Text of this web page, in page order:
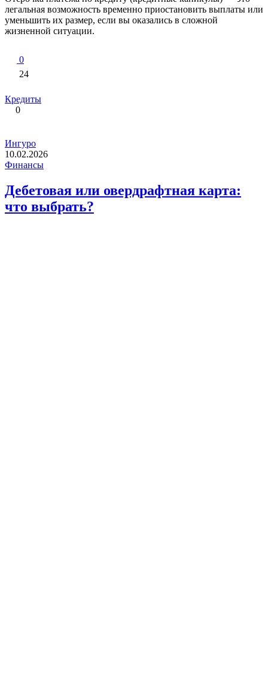
легальная возможность временно приостановить выплаты или
уменьшить их размер, если вы оказались в сложной
жизненной ситуации.
0
24
Кредиты
0
Ингуро
10.02.2026
Финансы
Дебетовая или овердрафтная карта:
что выбрать?